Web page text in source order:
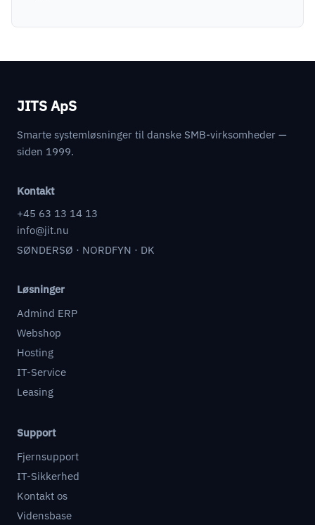
JITS ApS
Smarte systemløsninger til danske SMB-virksomheder —
siden 1999.
Kontakt
+45 63 13 14 13
info@jit.nu
SØNDERSØ · NORDFYN · DK
Løsninger
Admind ERP
Webshop
Hosting
IT-Service
Leasing
Support
Fjernsupport
IT-Sikkerhed
Kontakt os
Vidensbase